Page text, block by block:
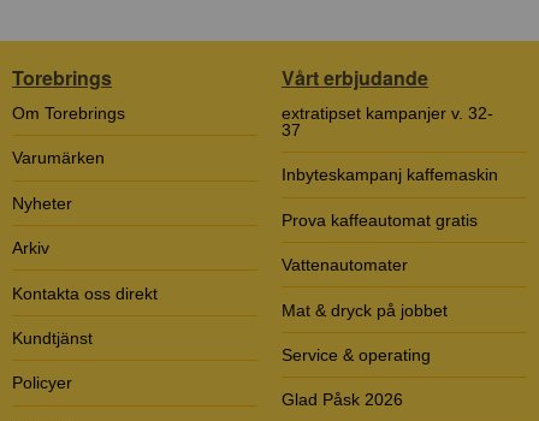
Torebrings
Om Torebrings
Varumärken
Nyheter
Arkiv
Kontakta oss direkt
Kundtjänst
Policyer
Vårt erbjudande
extratipset kampanjer v. 32-
37
Inbyteskampanj kaffemaskin
Prova kaffeautomat gratis
Vattenautomater
Mat & dryck på jobbet
Service & operating
Glad Påsk 2026